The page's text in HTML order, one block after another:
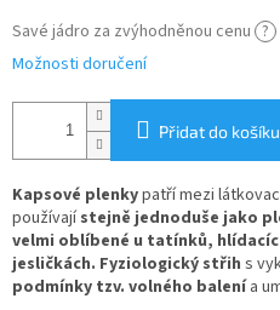
Savé jádro za zvýhodněnou cenu ?
Možnosti doručení
Přidat do košíku
Kapsové plenkypatří mezi
používajístejně jednoduše jako
velmi oblíbené u tatínků,
jesličkách. Fyziologický střih s
podmínky tzv. volného balenía